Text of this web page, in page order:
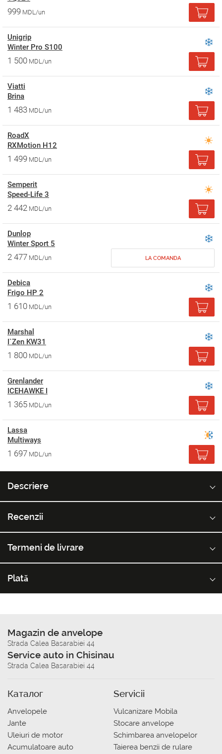
999 MDL/un
Unigrip
Winter Pro S100
1 500 MDL/un
Viatti
Brina
1 483 MDL/un
RoadX
RXMotion H12
1 499 MDL/un
Semperit
Speed-Life 3
2 442 MDL/un
Dunlop
Winter Sport 5
2 477 MDL/un LA COMANDA
Debica
Frigo HP 2
1 610 MDL/un
Marshal
I`Zen KW31
1 800 MDL/un
Grenlander
ICEHAWKE I
1 365 MDL/un
Lassa
Multiways
1 697 MDL/un
Descriere
Recenzii
Termeni de livrare
Plată
Magazin de anvelope
Strada Calea Basarabiei 44
Service auto in Chisinau
Strada Calea Basarabiei 44
Каталог
Anvelopele
Jante
Uleiuri de motor
Acumulatoare auto
Servicii
Vulcanizare Mobila
Stocare anvelope
Schimbarea anvelopelor
Taierea benzii de rulare